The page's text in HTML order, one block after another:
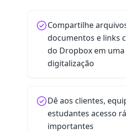
Compartilhe
documentos e links
do Dropbox em uma
digitalização
Dê aos clientes,
estudantes acesso
importantes